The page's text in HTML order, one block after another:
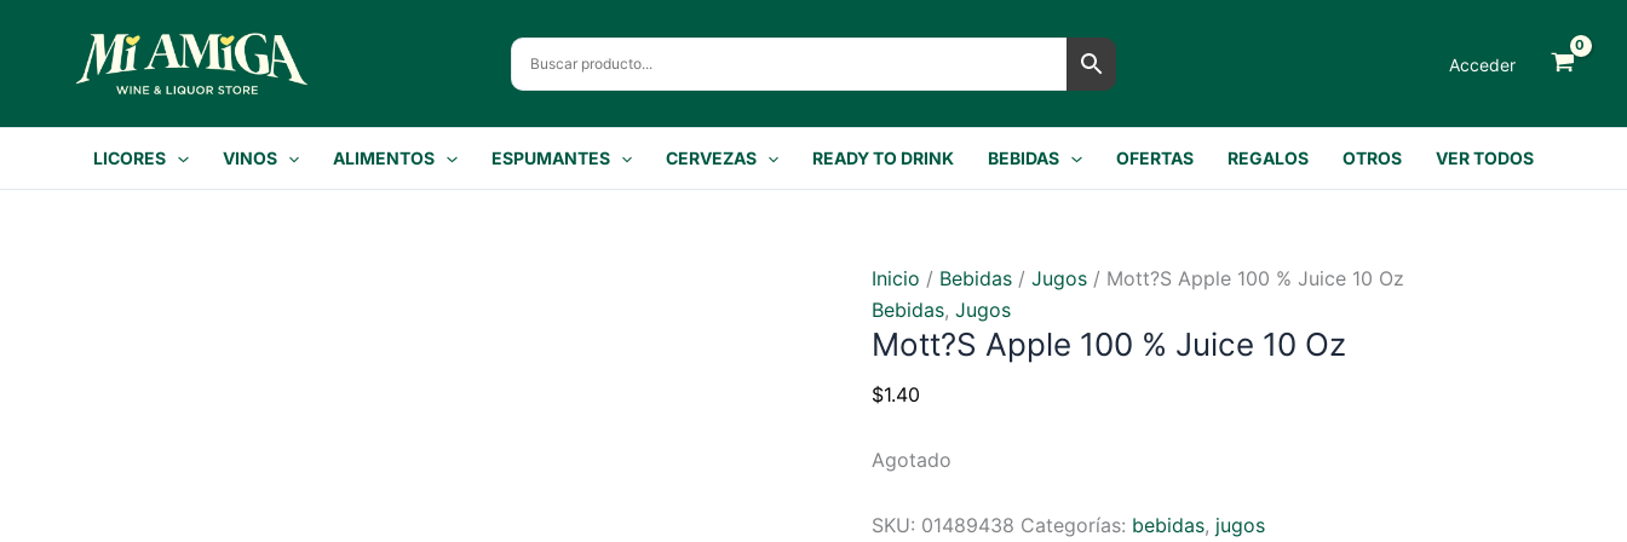
contenido
Acceder
LICORES VINOS ALIMENTOS ESPUMANTES CERVEZAS READY TO DRINK BEBIDAS OFERTAS REGALOS OTROS VER TODOS
Inicio / Bebidas / Jugos / Mott?s Apple 100 % Juice 10 Oz
Bebidas, Jugos
Mott?s Apple 100 % Juice 10 Oz
$1.40
Agotado
SKU: 01489438 Categorías: bebidas, jugos